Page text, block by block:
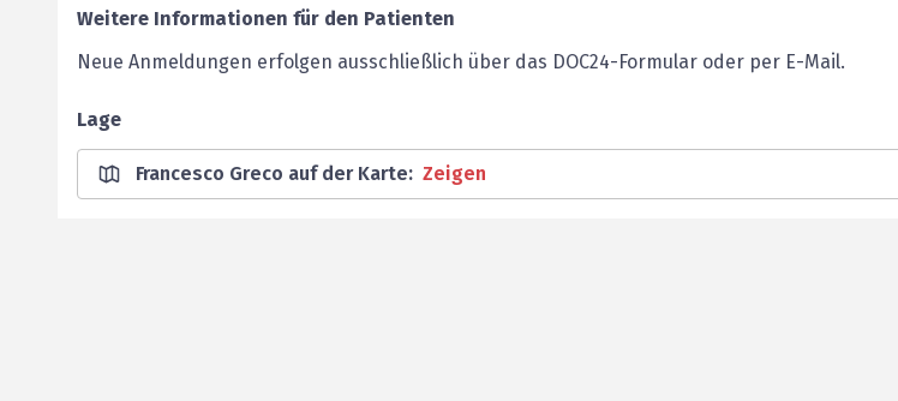
Weitere Informationen für den Patienten
Neue Anmeldungen erfolgen ausschließlich über das DOC24-Formular oder per E-Mail.
Lage
Francesco Greco auf der Karte: Zeigen